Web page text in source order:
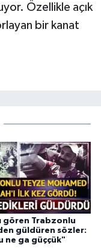
Özellikle açık
bir kanat
gören Trabzonlu
güldüren sözler:
ne ga güççük"